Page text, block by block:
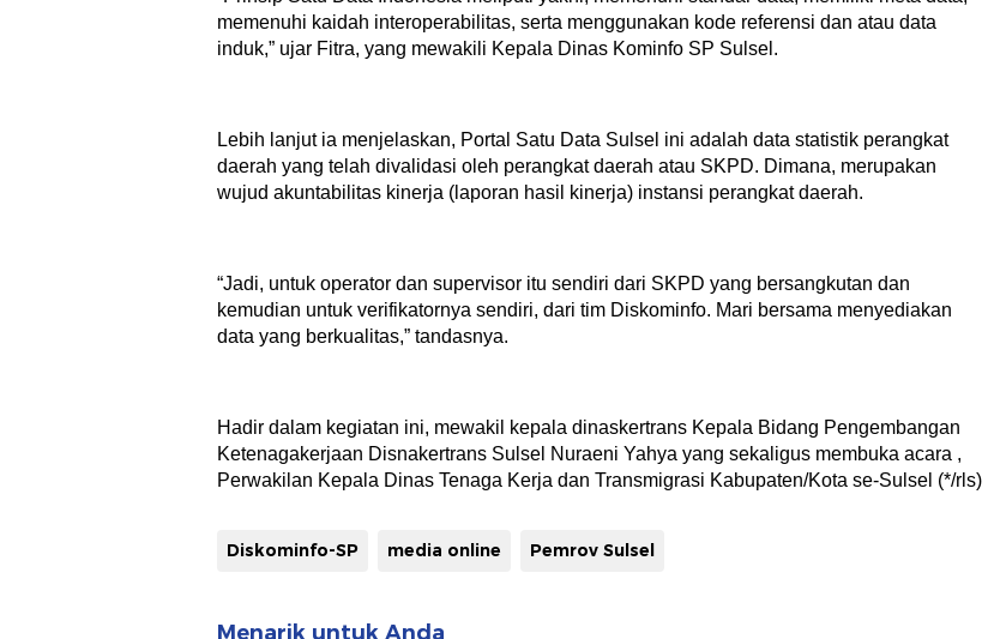
memenuhi kaidah interoperabilitas, serta menggunakan kode referensi dan atau data
induk,” ujar Fitra, yang mewakili Kepala Dinas Kominfo SP Sulsel.
Lebih lanjut ia menjelaskan, Portal Satu Data Sulsel ini adalah data statistik perangkat
daerah yang telah divalidasi oleh perangkat daerah atau SKPD. Dimana, merupakan
wujud akuntabilitas kinerja (laporan hasil kinerja) instansi perangkat daerah.
“Jadi, untuk operator dan supervisor itu sendiri dari SKPD yang bersangkutan dan
kemudian untuk verifikatornya sendiri, dari tim Diskominfo. Mari bersama menyediakan
data yang berkualitas,” tandasnya.
Hadir dalam kegiatan ini, mewakil kepala dinaskertrans Kepala Bidang Pengembangan
Ketenagakerjaan Disnakertrans Sulsel Nuraeni Yahya yang sekaligus membuka acara ,
Perwakilan Kepala Dinas Tenaga Kerja dan Transmigrasi Kabupaten/Kota se-Sulsel (*/rls)
Diskominfo-SP media online Pemrov Sulsel
Menarik untuk Anda